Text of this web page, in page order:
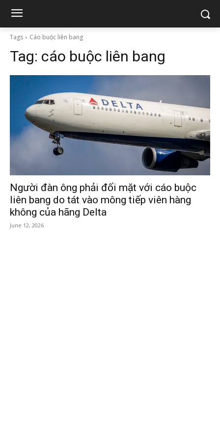
Tags Cáo buộc liên bang
Tag: cáo buộc liên bang
Người đàn ông phải đối mặt với cáo buộc
liên bang do tát vào mông tiếp viên hàng
không của hãng Delta
June 12, 2026